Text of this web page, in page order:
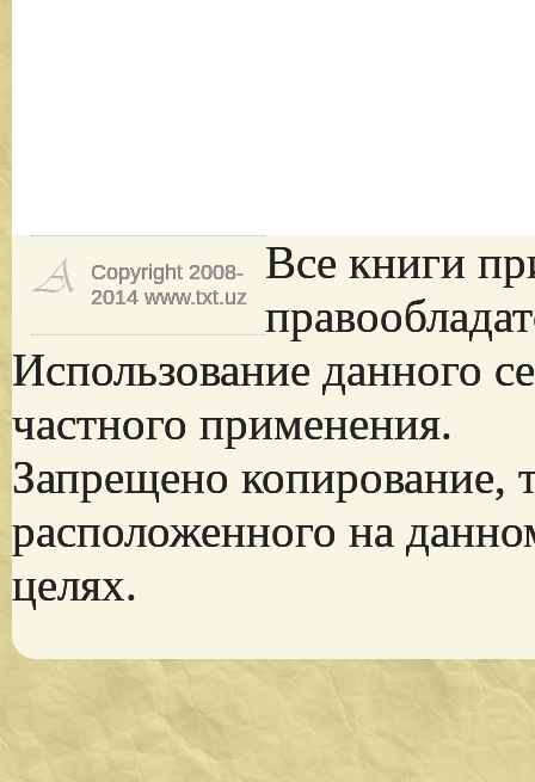
Copyright 2008-
2014 www.txt.uz
Все книги
Использование данного
частного применения.
Запрещено копирование,
расположенного на
целях.